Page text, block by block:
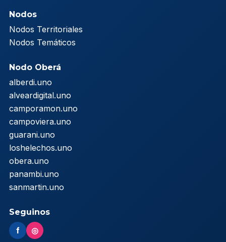
Nodos
Nodos Territoriales
Nodos Temáticos
Nodo Oberá
alberdi.uno
alveardigital.uno
camporamon.uno
campoviera.uno
guarani.uno
loshelechos.uno
obera.uno
panambi.uno
sanmartin.uno
Seguinos
f ◎